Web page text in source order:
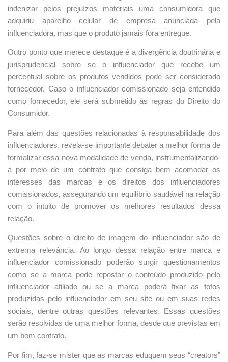
indenizar pelos prejuízos materiais uma consumidora que
adquiriu aparelho celular de empresa anunciada pela
influenciadora, mas que o produto jamais fora entregue.
Outro ponto que merece destaque é a divergência doutrinária e
jurisprudencial sobre se o influenciador que recebe um
percentual sobre os produtos vendidos pode ser considerado
fornecedor. Caso o influenciador comissionado seja entendido
como fornecedor, ele será submetido às regras do Direito do
Consumidor.
Para além das questões relacionadas à responsabilidade dos
influenciadores, revela-se importante debater a melhor forma de
formalizar essa nova modalidade de venda, instrumentalizando-
a por meio de um contrato que consiga bem acomodar os
interesses das marcas e os direitos dos influenciadores
comissionados, assegurando um equilíbrio saudável na relação
com o intuito de promover os melhores resultados dessa
relação.
Questões sobre o direito de imagem do influenciador são de
extrema relevância. Ao longo dessa relação entre marca e
influenciador comissionado poderão surgir questionamentos
como se a marca pode repostar o conteúdo produzido pelo
influenciador afiliado ou se a marca poderá fixar as fotos
produzidas pelo influenciador em seu site ou em suas redes
sociais, dentre outras questões relevantes. Essas questões
serão resolvidas de uma melhor forma, desde que previstas em
um bom contrato.
Por fim, faz-se mister que as marcas eduquem seus “creators”